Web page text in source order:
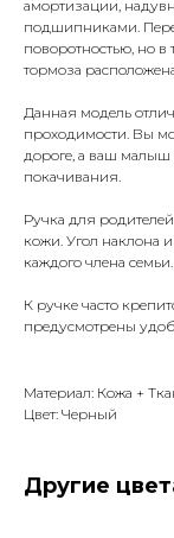
амортизации,
подшипниками.
поворотностью, но
тормоза
Данная модель
проходимости. Вы
дороге, а ваш
покачивания.
Ручка для
кожи. Угол наклона
каждого члена семьи.
К ручке часто
предусмотрены
Материал: Кожа +
Цвет: Черный
Другие